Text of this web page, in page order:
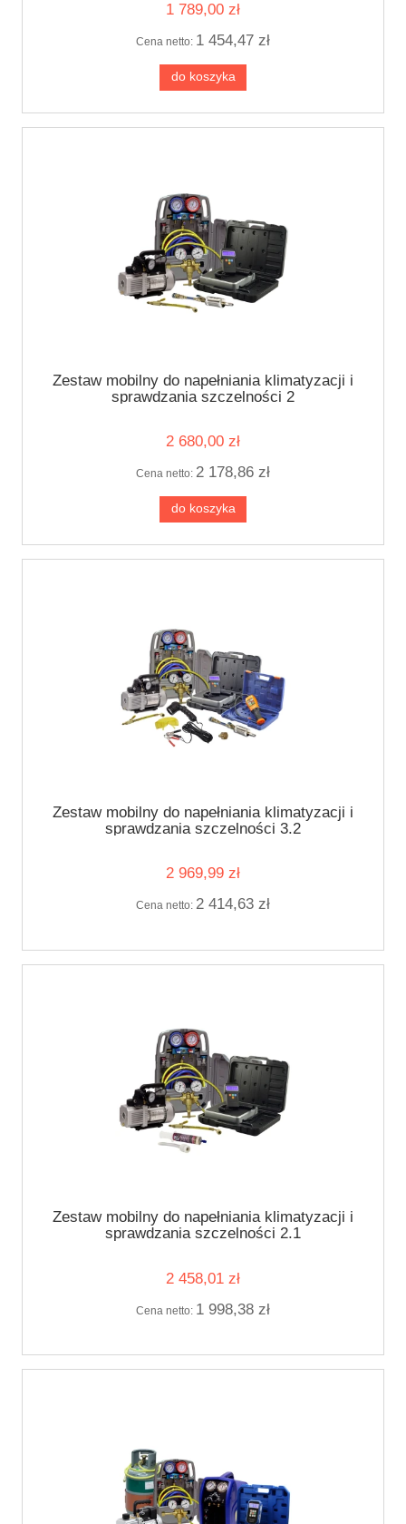
1 789,00 zł
Cena netto: 1 454,47 zł
do koszyka
Zestaw mobilny do napełniania klimatyzacji i
sprawdzania szczelności 2
2 680,00 zł
Cena netto: 2 178,86 zł
do koszyka
Zestaw mobilny do napełniania klimatyzacji i
sprawdzania szczelności 3.2
2 969,99 zł
Cena netto: 2 414,63 zł
Zestaw mobilny do napełniania klimatyzacji i
sprawdzania szczelności 2.1
2 458,01 zł
Cena netto: 1 998,38 zł